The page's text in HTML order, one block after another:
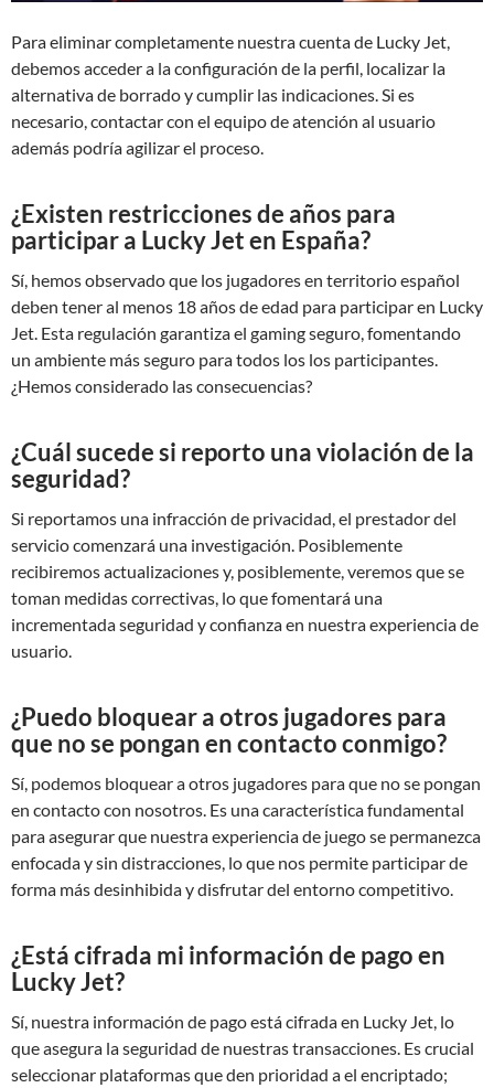
Para eliminar completamente nuestra cuenta de Lucky Jet,
debemos acceder a la configuración de la perfil, localizar la
alternativa de borrado y cumplir las indicaciones. Si es
necesario, contactar con el equipo de atención al usuario
además podría agilizar el proceso.
¿Existen restricciones de años para
participar a Lucky Jet en España?
Sí, hemos observado que los jugadores en territorio español
deben tener al menos 18 años de edad para participar en Lucky
Jet. Esta regulación garantiza el gaming seguro, fomentando
un ambiente más seguro para todos los los participantes.
¿Hemos considerado las consecuencias?
¿Cuál sucede si reporto una violación de la
seguridad?
Si reportamos una infracción de privacidad, el prestador del
servicio comenzará una investigación. Posiblemente
recibiremos actualizaciones y, posiblemente, veremos que se
toman medidas correctivas, lo que fomentará una
incrementada seguridad y confianza en nuestra experiencia de
usuario.
¿Puedo bloquear a otros jugadores para
que no se pongan en contacto conmigo?
Sí, podemos bloquear a otros jugadores para que no se pongan
en contacto con nosotros. Es una característica fundamental
para asegurar que nuestra experiencia de juego se permanezca
enfocada y sin distracciones, lo que nos permite participar de
forma más desinhibida y disfrutar del entorno competitivo.
¿Está cifrada mi información de pago en
Lucky Jet?
Sí, nuestra información de pago está cifrada en Lucky Jet, lo
que asegura la seguridad de nuestras transacciones. Es crucial
seleccionar plataformas que den prioridad a el encriptado;